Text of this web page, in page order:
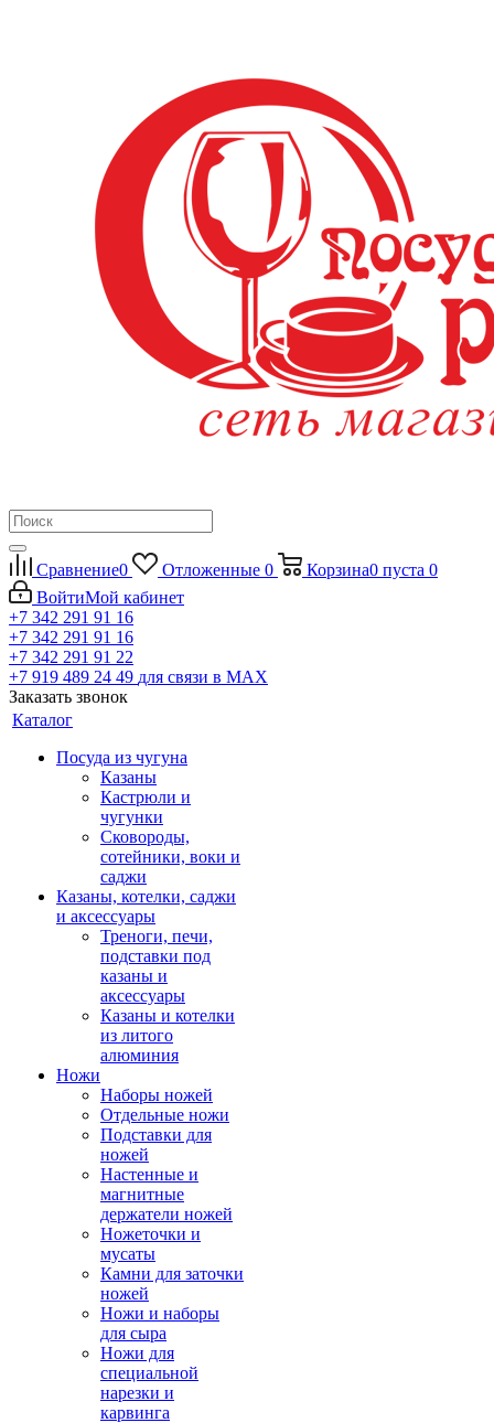
Сравнение0 Отложенные 0 Корзина0 пуста 0
ВойтиМой кабинет
+7 342 291 91 16
+7 342 291 91 16
+7 342 291 91 22
+7 919 489 24 49 для связи в МАХ
Заказать звонок
Каталог
Посуда из чугуна
Казаны
Кастрюли и
чугунки
Сковороды,
сотейники, воки и
саджи
Казаны, котелки, саджи
и аксессуары
Треноги, печи,
подставки под
казаны и
аксессуары
Казаны и котелки
из литого
алюминия
Ножи
Наборы ножей
Отдельные ножи
Подставки для
ножей
Настенные и
магнитные
держатели ножей
Ножеточки и
мусаты
Камни для заточки
ножей
Ножи и наборы
для сыра
Ножи для
специальной
нарезки и
карвинга